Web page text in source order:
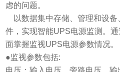
虑的问题。
以数据集中存储、管理和设
件，实现智能UPS电源监测。
面掌握监视UPS电源参数情况。
●监视参数包括:
电压：输入电压，旁路电压，